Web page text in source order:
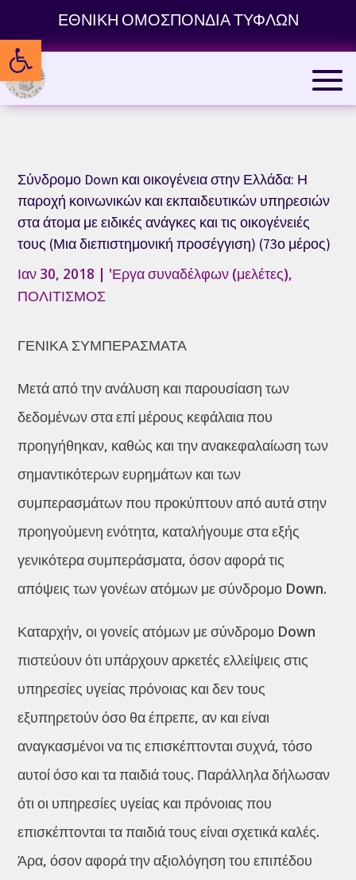
content
Ανοίξτε τη γραμμή εργαλείων
ΕΘΝΙΚΗ ΟΜΟΣΠΟΝΔΙΑ ΤΥΦΛΩΝ
Σύνδρομο Down και οικογένεια στην Ελλάδα: Η
παροχή κοινωνικών και εκπαιδευτικών υπηρεσιών
στα άτομα με ειδικές ανάγκες και τις οικογένειές
τους (Μια διεπιστημονική προσέγγιση) (73ο μέρος)
Ιαν 30, 2018 | 'Εργα συναδέλφων (μελέτες),
ΠΟΛΙΤΙΣΜΟΣ
ΓΕΝΙΚΑ ΣΥΜΠΕΡΑΣΜΑΤΑ
Μετά από την ανάλυση και παρουσίαση των
δεδομένων στα επί μέρους κεφάλαια που
προηγήθηκαν, καθώς και την ανακεφαλαίωση των
σημαντικότερων ευρημάτων και των
συμπερασμάτων που προκύπτουν από αυτά στην
προηγούμενη ενότητα, καταλήγουμε στα εξής
γενικότερα συμπεράσματα, όσον αφορά τις
απόψεις των γονέων ατόμων με σύνδρομο Down.
Καταρχήν, οι γονείς ατόμων με σύνδρομο Down
πιστεύουν ότι υπάρχουν αρκετές ελλείψεις στις
υπηρεσίες υγείας πρόνοιας και δεν τους
εξυπηρετούν όσο θα έπρεπε, αν και είναι
αναγκασμένοι να τις επισκέπτονται συχνά, τόσο
αυτοί όσο και τα παιδιά τους. Παράλληλα δήλωσαν
ότι οι υπηρεσίες υγείας και πρόνοιας που
επισκέπτονται τα παιδιά τους είναι σχετικά καλές.
Άρα, όσον αφορά την αξιολόγηση του επιπέδου